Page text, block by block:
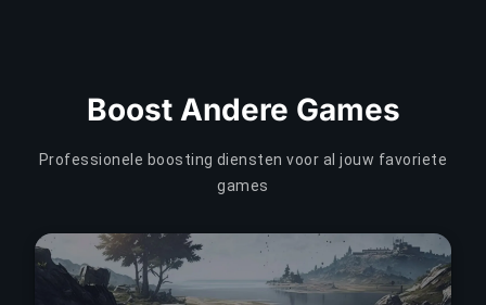
Boost Andere Games
Professionele boosting diensten voor al jouw favoriete
games